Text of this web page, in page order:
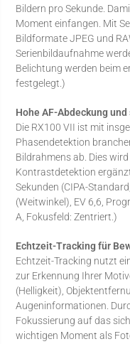
Bildern pro Sekunde.
Moment einfangen. Mit
Bildformate JPEG und
Serienbildaufnahme
Belichtung werden beim
festgelegt.)
Hohe AF-Abdeckung
Die RX100 VII ist mit
Phasendetektion
Bildrahmens ab. Dies
Kontrastdetektion
Sekunden (CIPA-
(Weitwinkel), EV 6,6,
A, Fokusfeld: Zentriert.)
Echtzeit-Tracking für
Echtzeit-Tracking nutzt
zur Erkennung Ihrer
(Helligkeit),
Augeninformationen.
Fokussierung auf das
wichtigen Moment als